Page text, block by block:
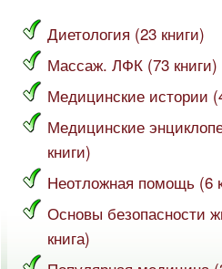
Диетология (23 книги)
Массаж. ЛФК (73 книги)
Медицинские истории
Медицинские
книги)
Неотложная помощь (6
Основы безопасности
книга)